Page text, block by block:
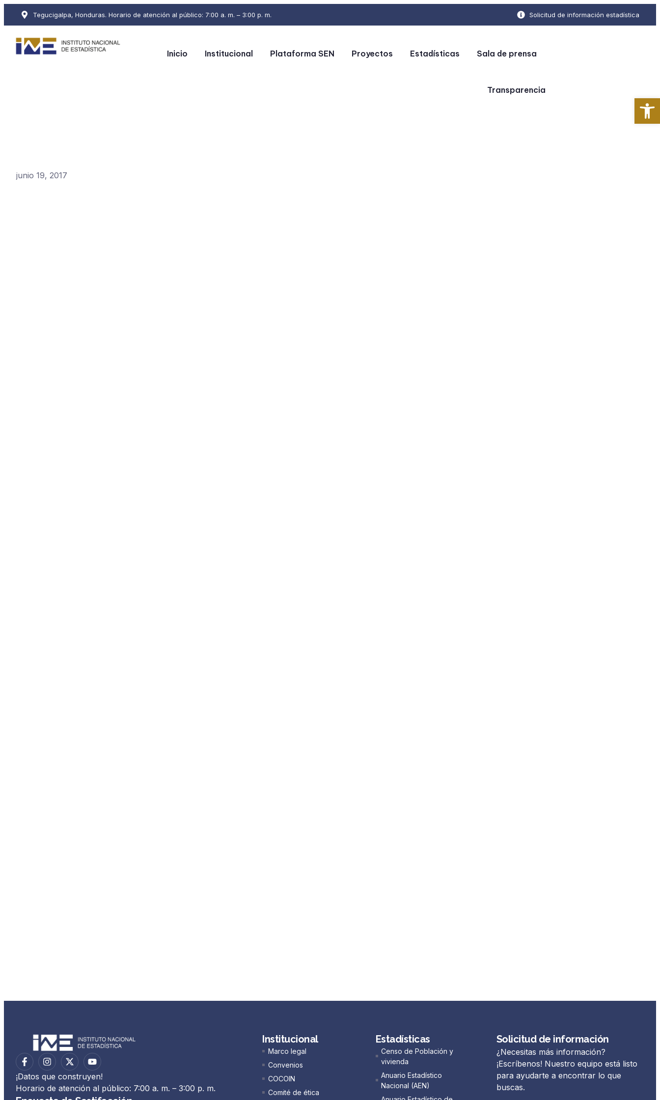
Tegucigalpa, Honduras. Horario de atención al público: 7:00 a. m. – 3:00 p. m. Solicitud de información estadística
Inicio Institucional Plataforma SEN Proyectos Estadísticas Sala de prensa
Transparencia
junio 19, 2017
¡Datos que construyen!
Horario de atención al público: 7:00 a. m. – 3:00 p. m.
Institucional
Marco legal
Convenios
COCOIN
Comité de ética
Estadísticas
Censo de Población y
vivienda
Anuario Estadístico
Nacional (AEN)​
Solicitud de información
¿Necesitas más información?
¡Escríbenos! Nuestro equipo está listo
para ayudarte a encontrar lo que
buscas.